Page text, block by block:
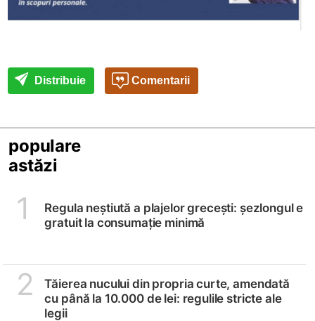
Distribuie Comentarii
populare
astăzi
1
Regula neștiută a plajelor grecești: șezlongul e
gratuit la consumație minimă
2
Tăierea nucului din propria curte, amendată
cu până la 10.000 de lei: regulile stricte ale
legii